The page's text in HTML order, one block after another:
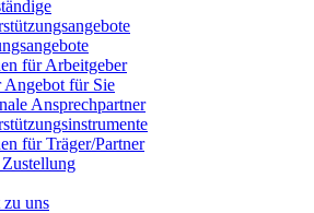
für Arbeitgeber
Angebot für Sie
Ansprechpartner
für Träger/Partner
uns